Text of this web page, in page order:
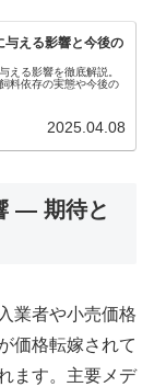
与える影響と今後の
える影響を徹底解説。
料依存の実態や今後の
2025.04.08
— 期待と
業者や小売価格
価格転嫁されて
ます。主要メデ